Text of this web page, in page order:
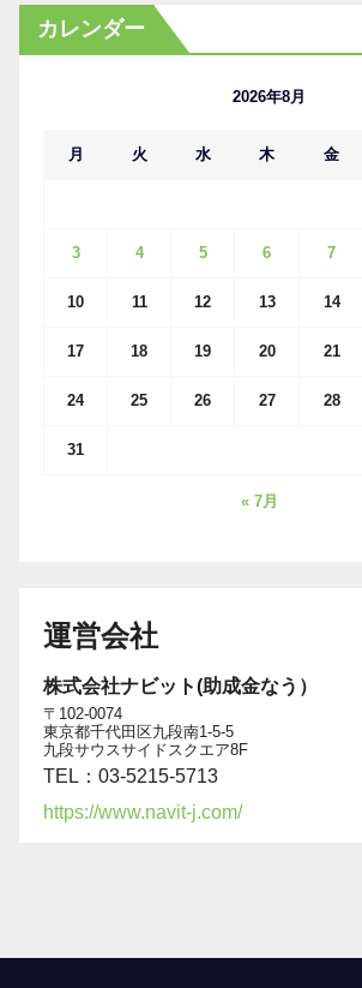
カ
イ
カレンダー
2026年8月
月 火 水 木 金
3 4 5 6 7
10 11 12 13 14
17 18 19 20 21
24 25 26 27 28
31
« 7月
運営会社
株式会社ナビット(助成金なう）
〒102-0074
東京都千代田区九段南1-5-5
九段サウスサイドスクエア8F
TEL：03-5215-5713
https://www.navit-j.com/